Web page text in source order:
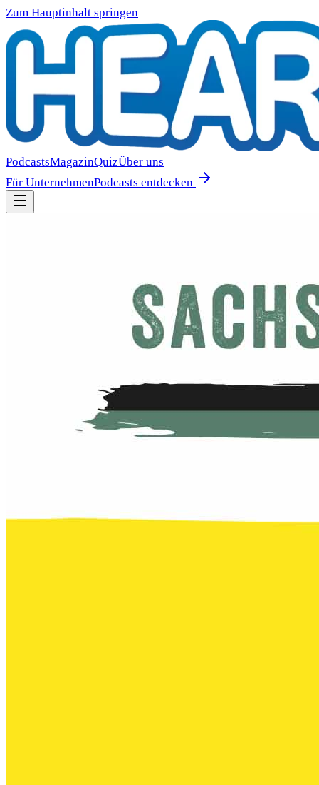
Zum Hauptinhalt springen
PodcastsMagazinQuizÜber uns
Für UnternehmenPodcasts entdecken